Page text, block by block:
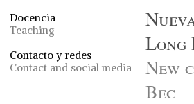
Docencia
Teaching
Contacto y redes
Contact and social media
Long
New
Bec